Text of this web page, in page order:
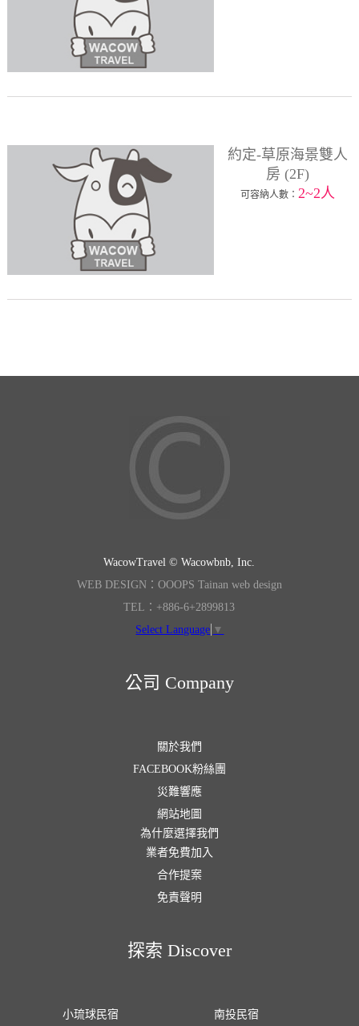
約定-草原海景雙人
房 (2F)
可容納人數：2~2人
WacowTravel © Wacowbnb, Inc.
WEB DESIGN：OOOPS Tainan web design
TEL：+886-6+2899813
Select Language ▼
公司 Company
關於我們
FACEBOOK粉絲團
災難響應
網站地圖
為什麼選擇我們
業者免費加入
合作提案
免責聲明
探索 Discover
小琉球民宿 南投民宿